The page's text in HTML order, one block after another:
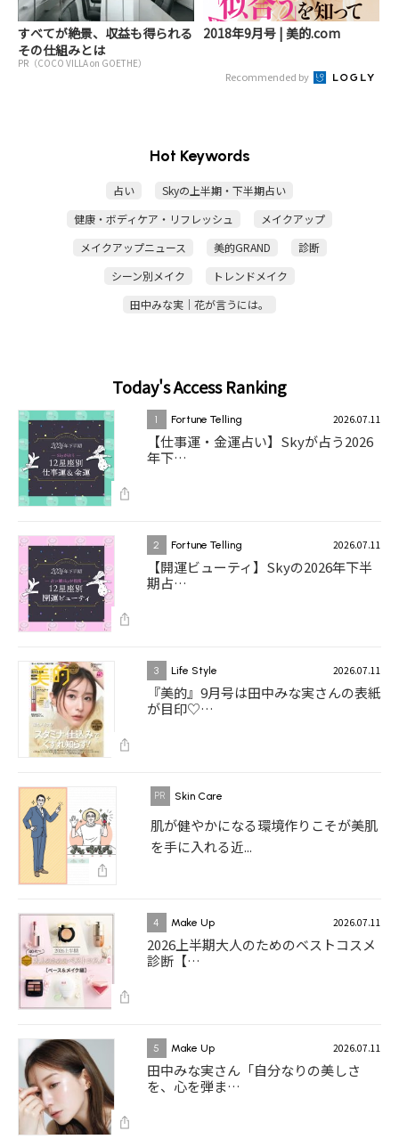
すべてが絶景、収益も得られる
その仕組みとは
PR（COCO VILLA on GOETHE）
2018年9月号 | 美的.com
Recommended by
Hot Keywords
占い
Skyの上半期・下半期占い
健康・ボディケア・リフレッシュ
メイクアップ
メイクアップニュース
美的GRAND
診断
シーン別メイク
トレンドメイク
田中みな実｜花が言うには。
Today's Access Ranking
1 Fortune Telling 2026.07.11
【仕事運・金運占い】Skyが占う2026
年下…
2 Fortune Telling 2026.07.11
【開運ビューティ】Skyの2026年下半
期占…
3 Life Style 2026.07.11
『美的』9月号は田中みな実さんの表紙
が目印♡…
Skin Care
肌が健やかになる環境作りこそが美肌
を手に入れる近...
4 Make Up 2026.07.11
2026上半期大人のためのベストコスメ
診断【…
5 Make Up 2026.07.11
田中みな実さん「自分なりの美しさ
を、心を弾ま…